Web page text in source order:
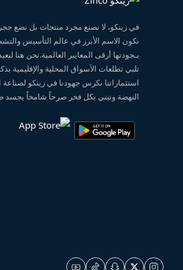
في زينكو، لا نصنع مجرد منتجات بل نضع
نكون الاسم الأبرز في عالم التأسيس
بـجودتها أرقى المعايير العالمية.نحن هنا
تلبي تطلعات الأسواق المحلية والإقليمية
استثماراتنا نكرس جهودنا في زينكو لصناعة
النهضة ونبني بكل فخر صرحاً شامخاً يجسد